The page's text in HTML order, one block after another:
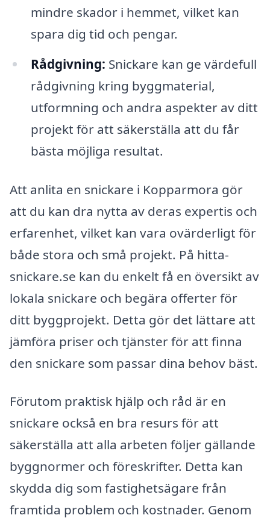
mindre skador i hemmet, vilket kan
spara dig tid och pengar.
Rådgivning: Snickare kan ge värdefull
rådgivning kring byggmaterial,
utformning och andra aspekter av ditt
projekt för att säkerställa att du får
bästa möjliga resultat.
Att anlita en snickare i Kopparmora gör
att du kan dra nytta av deras expertis och
erfarenhet, vilket kan vara ovärderligt för
både stora och små projekt. På hitta-
snickare.se kan du enkelt få en översikt av
lokala snickare och begära offerter för
ditt byggprojekt. Detta gör det lättare att
jämföra priser och tjänster för att finna
den snickare som passar dina behov bäst.
Förutom praktisk hjälp och råd är en
snickare också en bra resurs för att
säkerställa att alla arbeten följer gällande
byggnormer och föreskrifter. Detta kan
skydda dig som fastighetsägare från
framtida problem och kostnader. Genom